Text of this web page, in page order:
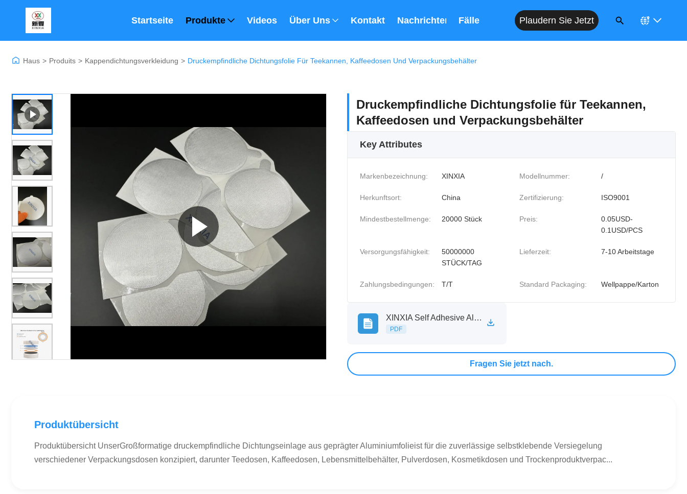
Startseite Produkte Videos Über Uns Kontakt Nachrichten Fälle Plaudern Sie Jetzt
Haus > Produits > Kappendichtungsverkleidung > Druckempfindliche Dichtungsfolie Für Teekannen, Kaffeedosen Und Verpackungsbehälter
Druckempfindliche Dichtungsfolie für Teekannen,
Kaffeedosen und Verpackungsbehälter
Key Attributes
Markenbezeichnung: XINXIA Modellnummer: /
Herkunftsort: China Zertifizierung: ISO9001
Mindestbestellmenge: 20000 Stück Preis:
0.05USD-
0.1USD/PCS
Versorgungsfähigkeit:
50000000
STÜCK/TAG
Lieferzeit: 7-10 Arbeitstage
Zahlungsbedingungen: T/T Standard Packaging: Wellpappe/Karton
XINXIA Self Adhesive Aluminum Foil Sealing Liner Technical Specification Sheet.pdf
PDF
Fragen Sie jetzt nach.
Produktübersicht
Produktübersicht UnserGroßformatige druckempfindliche Dichtungseinlage aus geprägter Aluminiumfolieist für die zuverlässige selbstklebende Versiegelung
verschiedener Verpackungsdosen konzipiert, darunter Teedosen, Kaffeedosen, Lebensmittelbehälter, Pulverdosen, Kosmetikdosen und Trockenproduktverpac...